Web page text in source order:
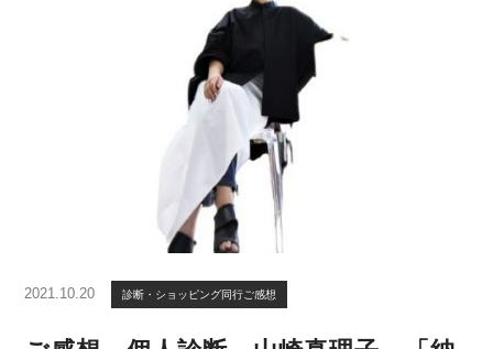
2021.10.20 診断・ショッピング同行ご感想